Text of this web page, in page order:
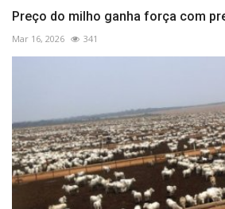
Preço do milho ganha força com
Mar 16, 2026 341